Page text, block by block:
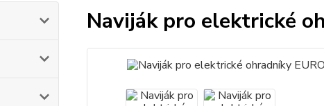
Naviják pro elektrické